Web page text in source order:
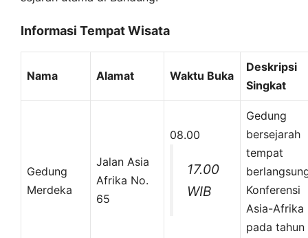
Informasi Tempat Wisata
Nama Alamat Waktu Buka
Deskripsi
Singkat
Gedung
Merdeka
Jalan Asia
Afrika No.
65
08.00
17.00
WIB
Gedung
bersejarah
tempat
Konferensi
Asia-Afrika
pada tahun